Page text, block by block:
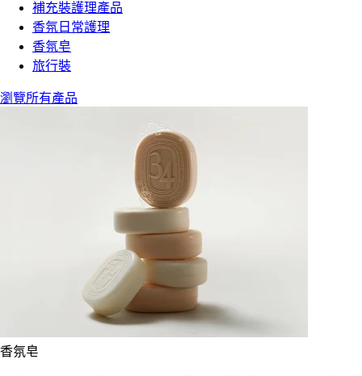
補充裝護理產品
香氛日常護理
香氛皂
旅行裝
瀏覽所有產品
香氛皂